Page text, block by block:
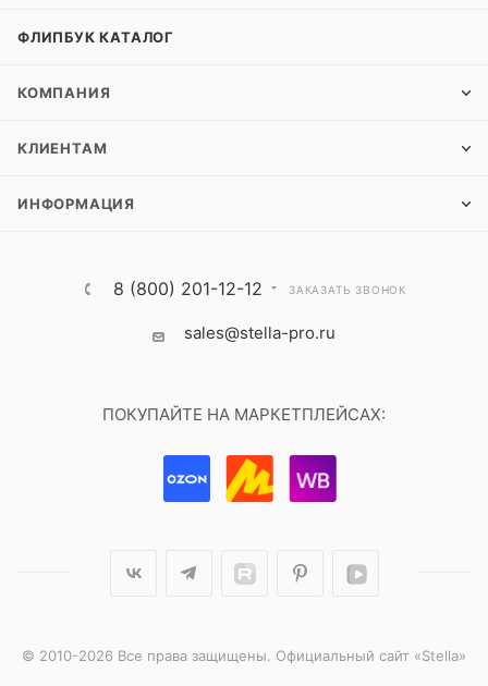
ФЛИПБУК КАТАЛОГ
КОМПАНИЯ
КЛИЕНТАМ
ИНФОРМАЦИЯ
8 (800) 201-12-12 ЗАКАЗАТЬ ЗВОНОК
sales@stella-pro.ru
ПОКУПАЙТЕ НА МАРКЕТПЛЕЙСАХ:
© 2010-2026 Все права защищены. Официальный сайт «Stella»